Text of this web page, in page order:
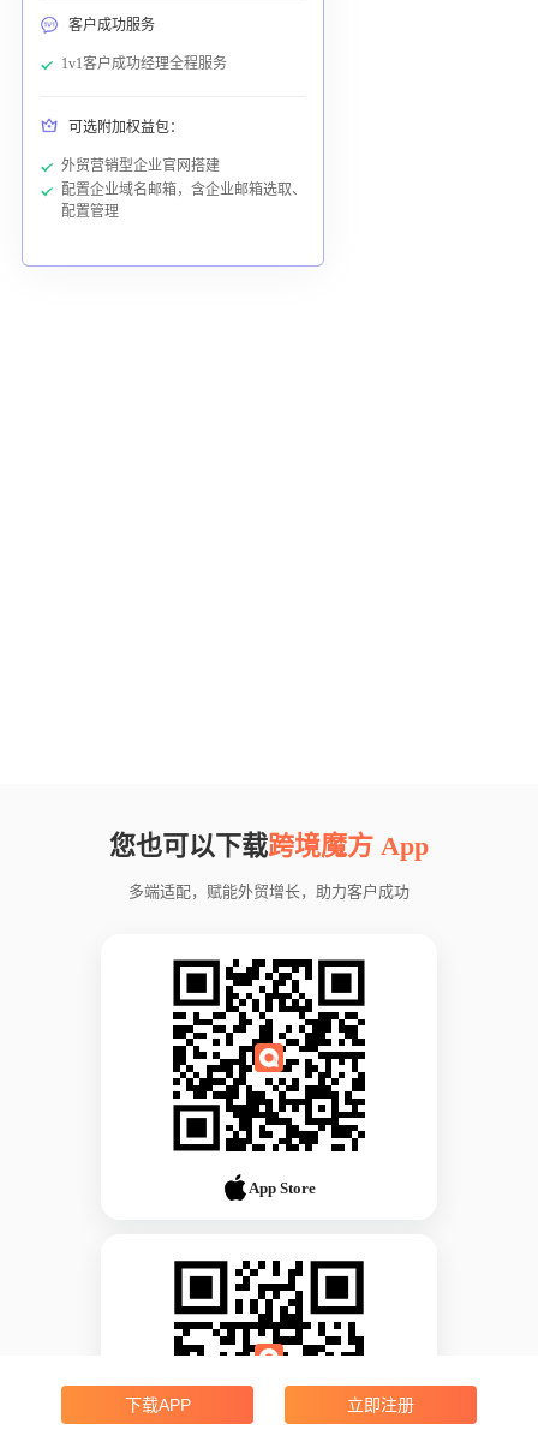
客户成功服务
1v1客户成功经理全程服务
可选附加权益包：
外贸营销型企业官网搭建
配置企业域名邮箱，含企业邮箱选取、
配置管理
您也可以下载跨境魔方 App
多端适配，赋能外贸增长，助力客户成功
App Store
下载APP 立即注册